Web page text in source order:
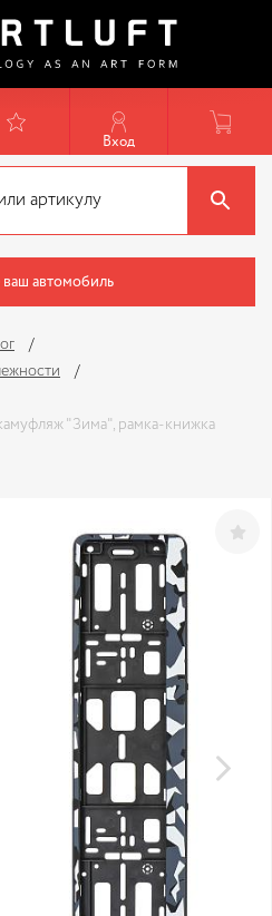
Вход
автомобиль
"Зима", рамка-книжка